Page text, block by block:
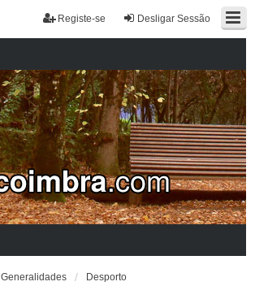
Desligar Sessão
Registe-se
Generalidades Desporto